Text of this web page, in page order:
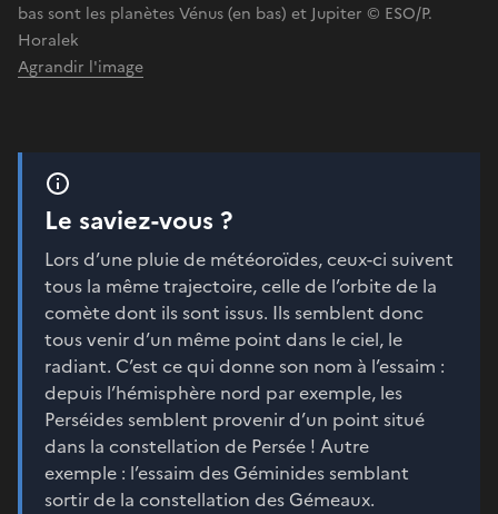
bas sont les planètes Vénus (en bas) et Jupiter © ESO/P.
Horalek
Agrandir l'image
Le saviez-vous ?
Lors d’une pluie de météoroïdes, ceux-ci suivent
tous la même trajectoire, celle de l’orbite de la
comète dont ils sont issus. Ils semblent donc
tous venir d’un même point dans le ciel, le
radiant. C’est ce qui donne son nom à l’essaim :
depuis l’hémisphère nord par exemple, les
Perséides semblent provenir d’un point situé
dans la constellation de Persée ! Autre
exemple : l’essaim des Géminides semblant
sortir de la constellation des Gémeaux.